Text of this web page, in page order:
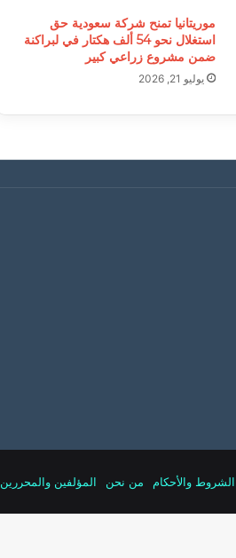
موريتانيا تمنح شركة سعودية حق
استغلال نحو 54 ألف هكتار في لبراكنة
ضمن مشروع زراعي كبير
يوليو 21, 2026
الشروط والأحكام من نحن المؤلفين والمحررين